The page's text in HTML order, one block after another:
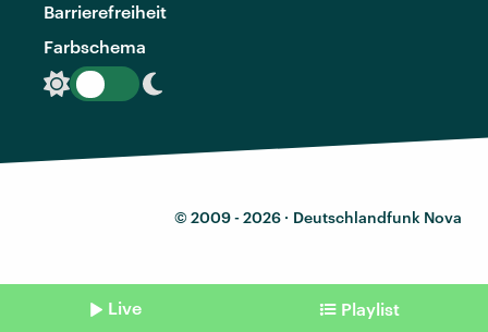
Barrierefreiheit
Farbschema
© 2009 - 2026 · Deutschlandfunk Nova
Live Playlist